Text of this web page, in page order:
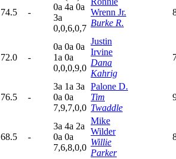
74.5 -
0a 4a 0a
3a
0,0,6,0,7
Wrenn Jr.
Burke R.
72.0 -
0a 0a 0a
1a 0a
0,0,0,9,0
Justin
Irvine
Dana
Kahrig
76.5 -
3a 1a 3a
0a 0a
7,9,7,0,0
Palone D.
Tim
Twaddle
68.5 -
3a 4a 2a
0a 0a
7,6,8,0,0
Mike
Wilder
Willie
Parker